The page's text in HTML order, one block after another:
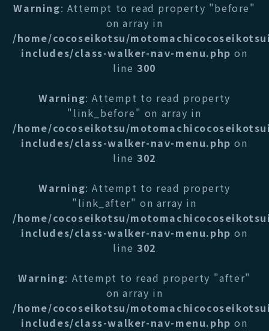
Warning: Attempt to read property "before"
on array in
/home/cocoseikotsu/
includes/class-walker-nav-menu.php on
line300
Warning: Attempt to read property
"link_before" on array in
/home/cocoseikotsu/
includes/class-walker-nav-menu.php on
line302
Warning: Attempt to read property
"link_after" on array in
/home/cocoseikotsu/
includes/class-walker-nav-menu.php on
line302
Warning: Attempt to read property "after"
on array in
/home/cocoseikotsu/
includes/class-walker-nav-menu.php on